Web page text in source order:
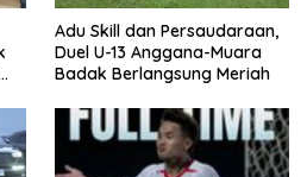
Adu Skill dan Persaudaraan,
Duel U-13 Anggana-Muara
Badak Berlangsung Meriah